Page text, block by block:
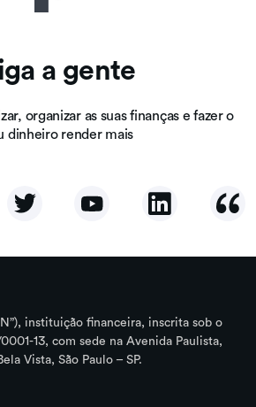
a gente
organizar as suas finanças e fazer o
dinheiro render mais
instituição financeira, inscrita sob o
13, com sede na Avenida Paulista,
Vista, São Paulo – SP.